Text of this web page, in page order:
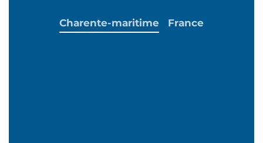
Charente-maritime France